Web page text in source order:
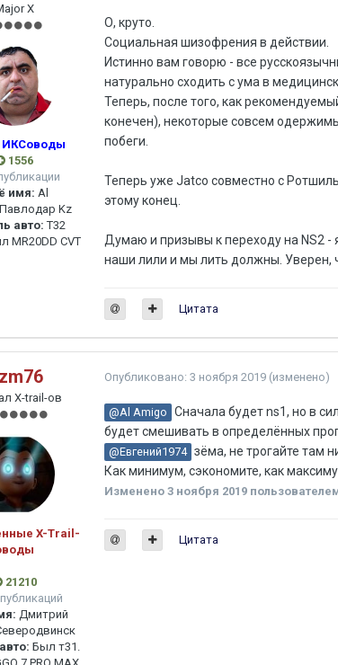
X
ИКСоводы
1556
имя: Al
Павлодар Kz
авто: T32
MR20DD CVT
О, круто.
Социальная шизофрения в действии.
Истинно вам говорю - все
натурально сходить с ума в
Теперь, после того, как
конечен), некоторые совсем
побеги.
Теперь уже Jatcо совместно с
этому конец.
Думаю и призывы к переходу на NS2 -
наши лили и мы лить должны. Уверен,
Цитата
X-trail-ов
X-Trail-
21210
Дмитрий
Был т31.
Опубликовано: 3 ноября 2019 (изменено)
@Al Amigo Сначала будет ns1, но в
будет смешивать в определённых
@Евгений1974 зёма, не трогайте там
Как минимум, сэкономите, как
Изменено 3 ноября 2019
Цитата